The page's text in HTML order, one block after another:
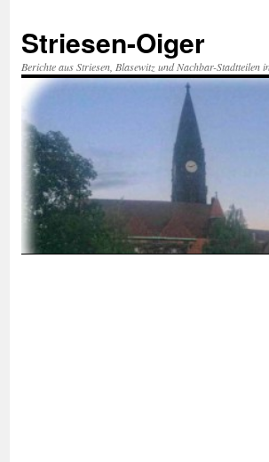
springen
Striesen-Oiger
Berichte aus Striesen, Blasewitz und Nachbar-Stadtteilen